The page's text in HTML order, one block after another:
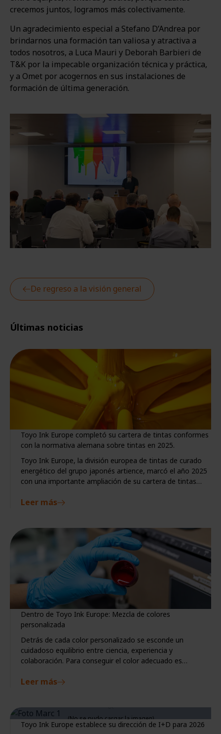
crecemos juntos, logramos más colectivamente.
Un agradecimiento especial a Stefano D’Andrea por
brindarnos una formación tan valiosa y atractiva a
todos nosotros, a Luca Mauri y Deborah Barbieri de
T&K por la impecable organización técnica y práctica,
y a Omet por acogernos en sus instalaciones de
formación de última generación.
De regreso a la visión general
Últimas noticias
Toyo Ink Europe completó su cartera de tintas conformes
con la normativa alemana sobre tintas en 2025.
Toyo Ink Europe, la división europea de tintas de curado
energético del grupo japonés artience, marcó el año 2025
con una importante ampliación de su cartera de tintas
Leer más
Dentro de Toyo Ink Europe: Mezcla de colores
personalizada
Detrás de cada color personalizado se esconde un
cuidadoso equilibrio entre ciencia, experiencia y
colaboración. Para conseguir el color adecuado es
colores y las tintas en condiciones reales de impresión.
Leer más
Toyo Ink Europe establece su dirección de I+D para 2026